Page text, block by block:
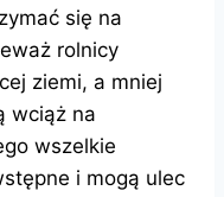
się na
rolnicy
ziemi, a mniej
wciąż na
wszelkie
i mogą ulec